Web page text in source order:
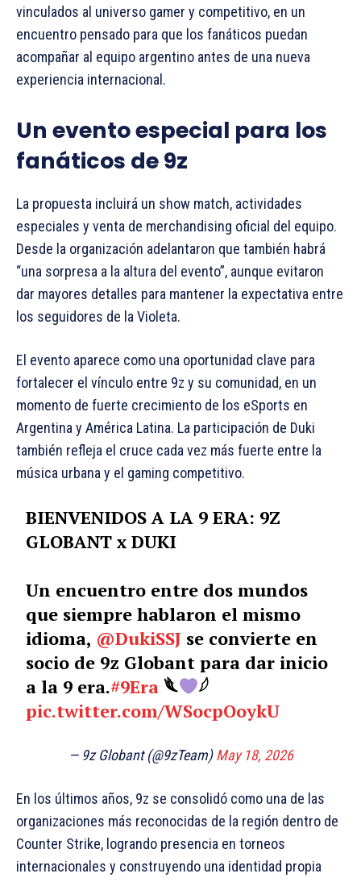
vinculados al universo gamer y competitivo, en un
encuentro pensado para que los fanáticos puedan
acompañar al equipo argentino antes de una nueva
experiencia internacional.
Un evento especial para los
fanáticos de 9z
La propuesta incluirá un show match, actividades
especiales y venta de merchandising oficial del equipo.
Desde la organización adelantaron que también habrá
“una sorpresa a la altura del evento”, aunque evitaron
dar mayores detalles para mantener la expectativa entre
los seguidores de la Violeta.
El evento aparece como una oportunidad clave para
fortalecer el vínculo entre 9z y su comunidad, en un
momento de fuerte crecimiento de los eSports en
Argentina y América Latina. La participación de Duki
también refleja el cruce cada vez más fuerte entre la
música urbana y el gaming competitivo.
BIENVENIDOS A LA 9 ERA: 9Z
GLOBANT x DUKI
Un encuentro entre dos mundos
que siempre hablaron el mismo
idioma, @DukiSSJ se convierte en
socio de 9z Globant para dar inicio
a la 9 era.#9Era 𓆰
𓆪
pic.twitter.com/WSocpOoykU
— 9z Globant (@9zTeam)May 18, 2026
En los últimos años, 9z se consolidó como una de las
organizaciones más reconocidas de la región dentro de
Counter Strike, logrando presencia en torneos
internacionales y construyendo una identidad propia